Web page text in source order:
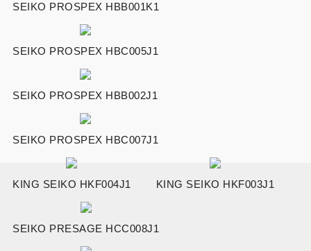
SEIKO PROSPEX HBB001K1
SEIKO PROSPEX HBC005J1
SEIKO PROSPEX HBB002J1
SEIKO PROSPEX HBC007J1
KING SEIKO HKF004J1 KING SEIKO HKF003J1
SEIKO PRESAGE HCC008J1